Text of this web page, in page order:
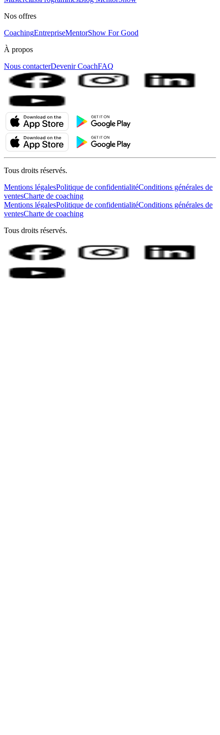
Nos offres
CoachingEntrepriseMentorShow For Good
À propos
Nous contacterDevenir CoachFAQ
Tous droits réservés.
Mentions légalesPolitique de confidentialitéConditions générales de
ventesCharte de coaching
Mentions légalesPolitique de confidentialitéConditions générales de
ventesCharte de coaching
Tous droits réservés.